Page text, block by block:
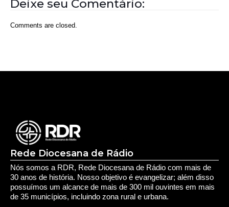
Deixe seu Comentário:
Comments are closed.
Rede Diocesana de Rádio
Nós somos a RDR, Rede Diocesana de Rádio com mais de
30 anos de história. Nosso objetivo é evangelizar; além disso
possuímos um alcance de mais de 300 mil ouvintes em mais
de 35 municípios, incluindo zona rural e urbana.